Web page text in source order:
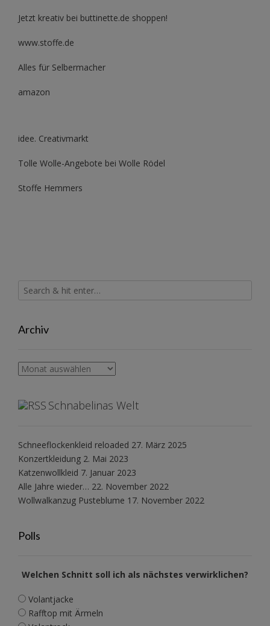
Jetzt kreativ bei buttinette.de shoppen!
www.stoffe.de
Alles für Selbermacher
amazon
idee. Creativmarkt
Tolle Wolle-Angebote bei Wolle Rödel
Stoffe Hemmers
Archiv
Archiv
Schnabelinas Welt
Schneeflockenkleid reloaded 27. März 2025
Konzertkleidung 2. Mai 2023
Katzenwollkleid 7. Januar 2023
Alle Jahre wieder… 22. November 2022
Wollwalkanzug Pusteblume 17. November 2022
Polls
Welchen Schnitt soll ich als nächstes verwirklichen?
Volantjacke
Rafftop mit Ärmeln